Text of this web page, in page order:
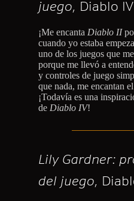
juego, Diablo IV
¡Me encanta Diablo II
cuando yo estaba
uno de los juegos que
porque me llevó a
y controles de juego
que nada, me encantan
¡Todavía es una
de Diablo IV!
Lily Gardner:
del juego,